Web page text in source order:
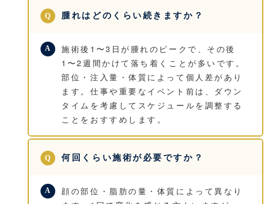
腫れはどのくらい続きますか？
施術後1〜3日が腫れのピークで、その後
1〜2週間かけて落ち着くことが多いです。
部位・注入量・体質によって個人差があり
ます。仕事や重要なイベント前は、ダウン
タイムを考慮してスケジュールを調整する
ことをおすすめします。
何回くらい施術が必要ですか？
顔の部位・脂肪の量・体質によって異なり